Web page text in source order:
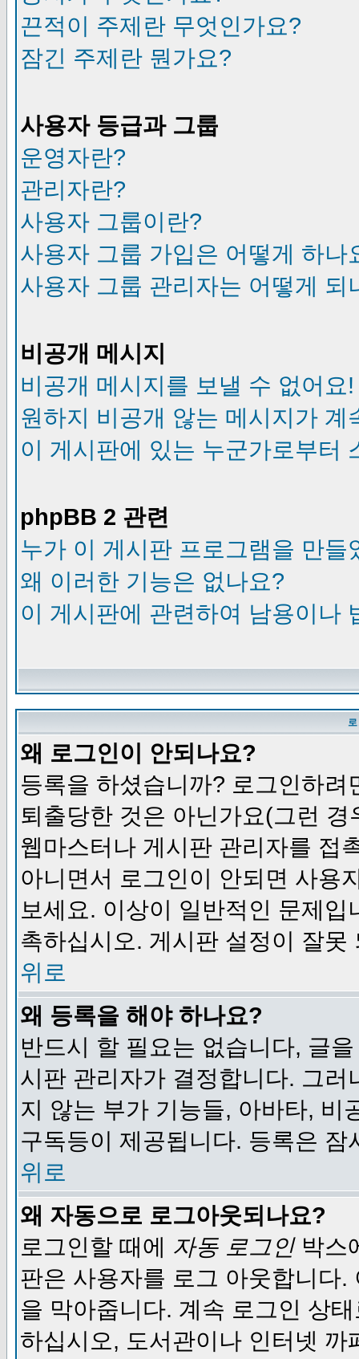
끈적이 주제란 무엇인가요?
잠긴 주제란 뭔가요?
사용자 등급과 그룹
운영자란?
관리자란?
사용자 그룹이란?
사용자 그룹 가입은 어떻게 하나
사용자 그룹 관리자는 어떻게 되
비공개 메시지
비공개 메시지를 보낼 수 없어요!
원하지 비공개 않는 메시지가 계
이 게시판에 있는 누군가로부터
phpBB 2 관련
누가 이 게시판 프로그램을 만들
왜 이러한 기능은 없나요?
이 게시판에 관련하여 남용이나
왜 로그인이 안되나요?
등록을 하셨습니까? 로그인하
퇴출당한 것은 아닌가요(그런
웹마스터나 게시판 관리자를 접
아니면서 로그인이 안되면 사용
보세요. 이상이 일반적인 문제
촉하십시오. 게시판 설정이 잘못
위로
왜 등록을 해야 하나요?
반드시 할 필요는 없습니다, 글
시판 관리자가 결정합니다. 그
지 않는 부가 기능들, 아바타, 비
구독등이 제공됩니다. 등록은
위로
왜 자동으로 로그아웃되나요?
로그인할 때에 자동 로그인박스
판은 사용자를 로그 아웃합니다
을 막아줍니다. 계속 로그인 상
하십시오, 도서관이나 인터넷